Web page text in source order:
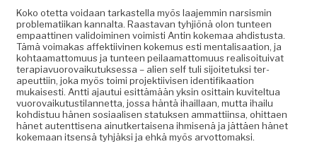
Koko otet­ta voidaan tarkastel­la myös laa­jem­min nar­sis­min
prob­lemati­ikan kannal­ta. Raas­ta­van tyhjiönä olon tun­teen
empaat­ti­nen vali­doimi­nen voimisti Antin koke­maa ahdis­tus­ta.
Tämä voimakas affek­ti­ivi­nen koke­mus esti men­tal­isaa­tion, ja
kohtaa­mat­to­muus ja tun­teen peilaa­mat­to­muus real­isoi­tu­i­v­at
ter­api­avuorovaiku­tuk­ses­sa – alien self tuli sijoite­tuk­si ter­
apeut­ti­in, joka myös toi­mi pro­jek­ti­ivisen iden­ti­fikaa­tion
mukaises­ti. Antti ajau­tui esit­tämään yksin osit­tain kuvitel­tua
vuorovaiku­tusti­lan­net­ta, jos­sa hän­tä ihail­laan, mut­ta ihailu
kohdis­tuu hänen sosi­aalisen statuk­sen ammat­ti­in­sa, ohit­taen
hänet aut­ent­tise­na ain­utk­er­taise­na ihmisenä ja jät­täen hänet
koke­maan itsen­sä tyhjäk­si ja ehkä myös arvottomaksi.